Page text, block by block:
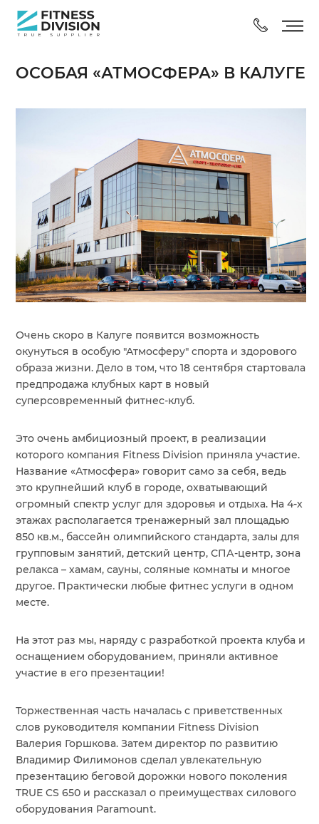
ОСОБАЯ «АТМОСФЕРА» В КАЛУГЕ
Очень скоро в Калуге появится возможность
окунуться в особую "Атмосферу" спорта и здорового
образа жизни. Дело в том, что 18 сентября стартовала
предпродажа клубных карт в новый
суперсовременный фитнес-клуб.
Это очень амбициозный проект, в реализации
которого компания Fitness Division приняла участие.
Название «Атмосфера» говорит само за себя, ведь
это крупнейший клуб в городе, охватывающий
огромный спектр услуг для здоровья и отдыха. На 4-х
этажах располагается тренажерный зал площадью
850 кв.м., бассейн олимпийского стандарта, залы для
групповым занятий, детский центр, СПА-центр, зона
релакса – хамам, сауны, соляные комнаты и многое
другое. Практически любые фитнес услуги в одном
месте.
На этот раз мы, наряду с разработкой проекта клуба и
оснащением оборудованием, приняли активное
участие в его презентации!
Торжественная часть началась с приветственных
слов руководителя компании Fitness Division
Валерия Горшкова. Затем директор по развитию
Владимир Филимонов сделал увлекательную
презентацию беговой дорожки нового поколения
TRUE CS 650 и рассказал о преимуществах силового
оборудования Paramount.
КАРДИО
СИЛОВЫЕ
РАСТЯЖКА
ГРУППОВОЙ ТРЕНИНГ
О КОМПАНИИ
ПРОЕКТЫ
БЛОГ
КОНТАКТЫ